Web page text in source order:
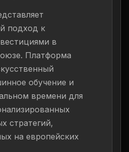
подход к
в
Платформа
обучение и
времени для
стратегий,
на европейских